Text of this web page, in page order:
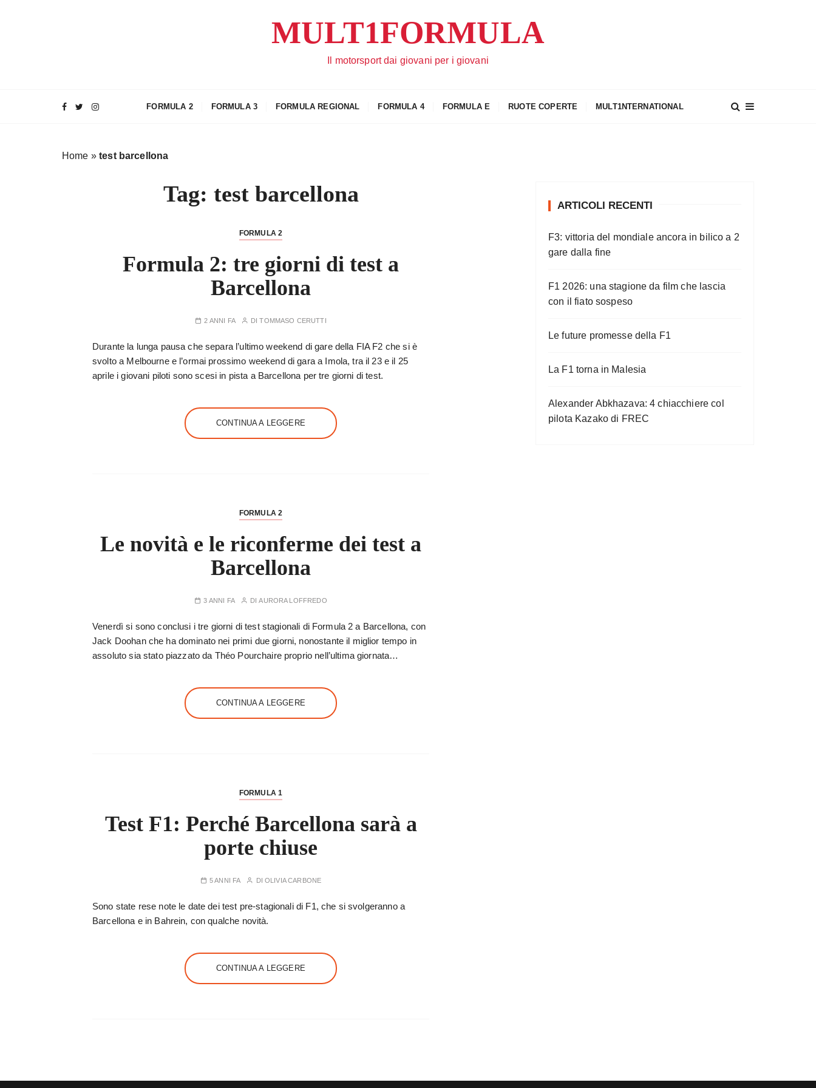
MULT1FORMULA
Il motorsport dai giovani per i giovani
FORMULA 2 FORMULA 3 FORMULA REGIONAL FORMULA 4 FORMULA E RUOTE COPERTE MULT1NTERNATIONAL
Home »test barcellona
Tag: test barcellona
FORMULA 2
Formula 2: tre giorni di test a
Barcellona
2 ANNI FA DITOMMASO CERUTTI
Durante la lunga pausa che separa l’ultimo weekend di gare della FIA F2 che si è
svolto a Melbourne e l’ormai prossimo weekend di gara a Imola, tra il 23 e il 25
aprile i giovani piloti sono scesi in pista a Barcellona per tre giorni di test.
CONTINUA A LEGGERE
FORMULA 2
Le novità e le riconferme dei test a
Barcellona
3 ANNI FA DIAURORA LOFFREDO
Venerdì si sono conclusi i tre giorni di test stagionali di Formula 2 a Barcellona, con
Jack Doohan che ha dominato nei primi due giorni, nonostante il miglior tempo in
assoluto sia stato piazzato da Théo Pourchaire proprio nell’ultima giornata…
CONTINUA A LEGGERE
FORMULA 1
Test F1: Perché Barcellona sarà a
porte chiuse
5 ANNI FA DI OLIVIA CARBONE
Sono state rese note le date dei test pre-stagionali di F1, che si svolgeranno a
Barcellona e in Bahrein, con qualche novità.
CONTINUA A LEGGERE
ARTICOLI RECENTI
F3: vittoria del mondiale ancora in bilico a 2
gare dalla fine
F1 2026: una stagione da film che lascia
con il fiato sospeso
Le future promesse della F1
La F1 torna in Malesia
Alexander Abkhazava: 4 chiacchiere col
pilota Kazako di FREC